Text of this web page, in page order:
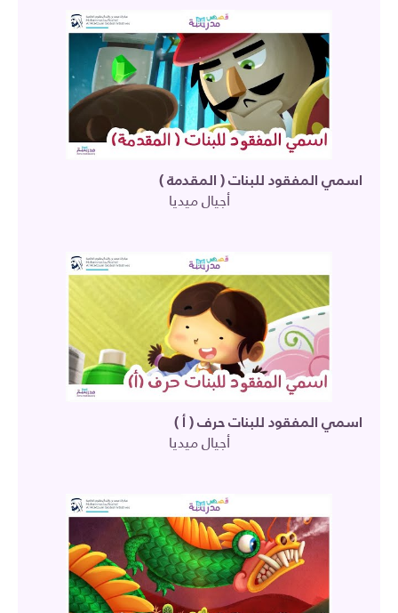
اسمي المفقود للبنات ( المقدمة )
أجيال ميديا
اسمي المفقود للبنات حرف ( أ )
أجيال ميديا